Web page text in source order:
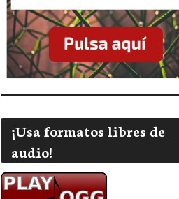
¡Usa formatos libres de
audio!